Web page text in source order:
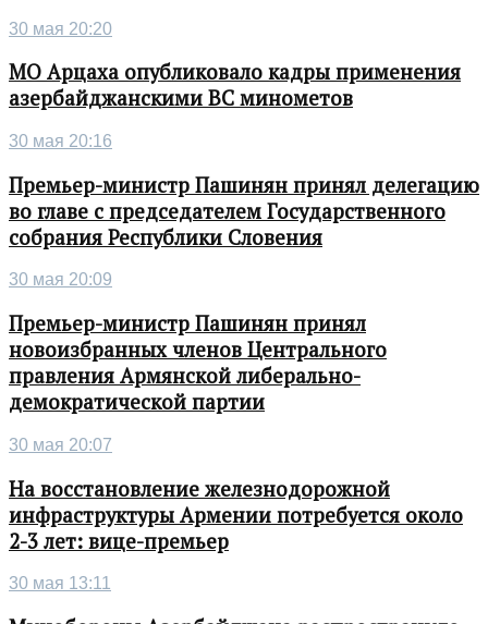
30 мая 20:20
МО Арцаха опубликовало кадры применения
азербайджанскими ВС минометов
30 мая 20:16
Премьер-министр Пашинян принял делегацию
во главе с председателем Государственного
собрания Республики Словения
30 мая 20:09
Премьер-министр Пашинян принял
новоизбранных членов Центрального
правления Армянской либерально-
демократической партии
30 мая 20:07
На восстановление железнодорожной
инфраструктуры Армении потребуется около
2-3 лет: вице-премьер
30 мая 13:11